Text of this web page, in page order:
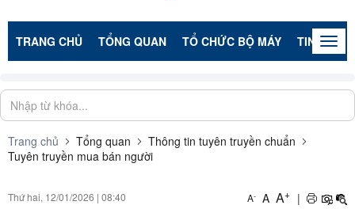
TRANG CHỦ TỔNG QUAN TỔ CHỨC BỘ MÁY TIN TỨC -
Trang chủ Tổng quan
Thông tin tuyên truyền chuẩn
Tuyên truyền mua bán người
Thứ hai, 12/01/2026 | 08:40 A- A A+ |